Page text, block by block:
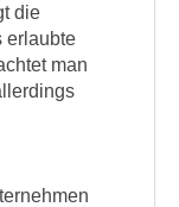
die
erlaubte
man